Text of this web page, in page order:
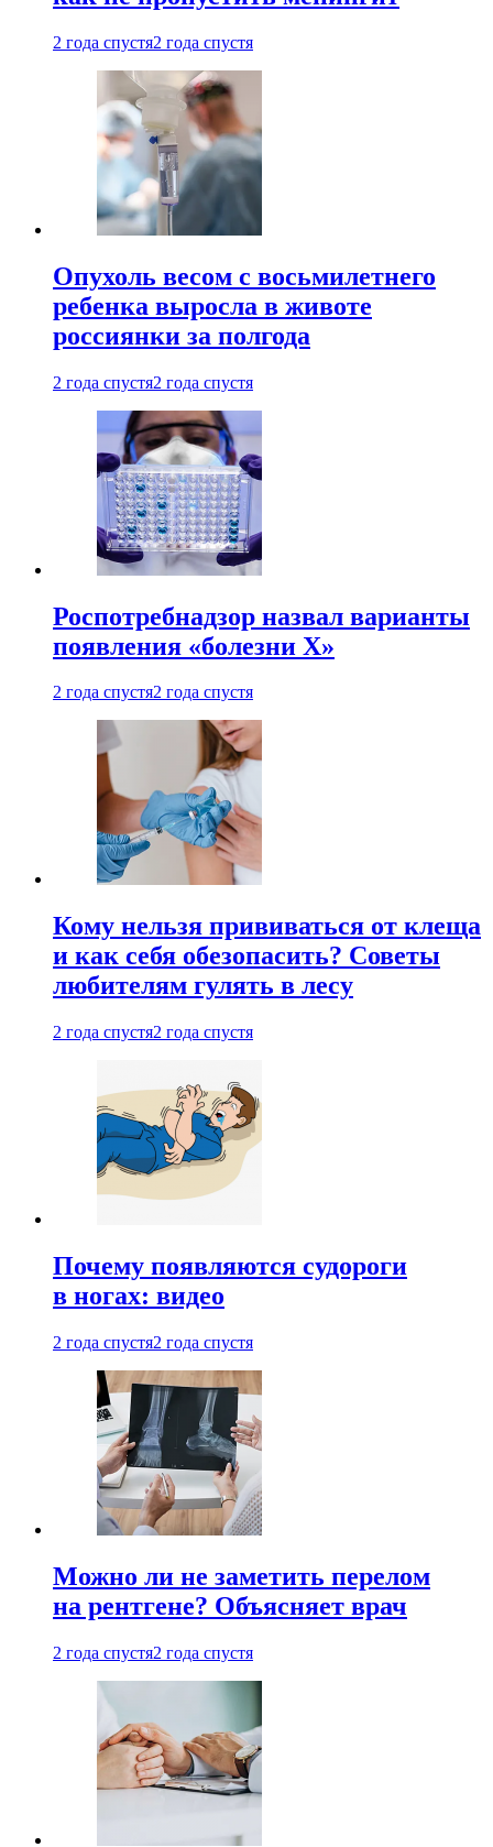
2 года спустя2 года спустя
Опухоль весом с восьмилетнего
ребенка выросла в животе
россиянки за полгода
2 года спустя2 года спустя
Роспотребнадзор назвал варианты
появления «болезни Х»
2 года спустя2 года спустя
Кому нельзя прививаться от клеща
и как себя обезопасить? Советы
любителям гулять в лесу
2 года спустя2 года спустя
Почему появляются судороги
в ногах: видео
2 года спустя2 года спустя
Можно ли не заметить перелом
на рентгене? Объясняет врач
2 года спустя2 года спустя